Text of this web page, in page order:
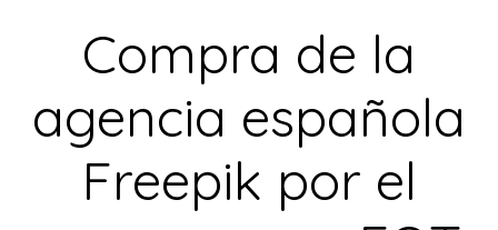
Compra de la
agencia española
Freepik por el